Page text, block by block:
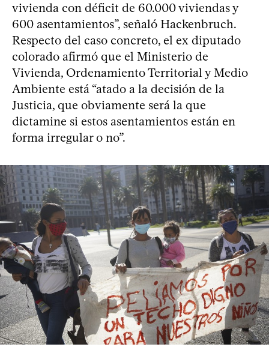
vivienda con déficit de 60.000 viviendas y
600 asentamientos”, señaló Hackenbruch.
Respecto del caso concreto, el ex diputado
colorado afirmó que el Ministerio de
Vivienda, Ordenamiento Territorial y Medio
Ambiente está “atado a la decisión de la
Justicia, que obviamente será la que
dictamine si estos asentamientos están en
forma irregular o no”.